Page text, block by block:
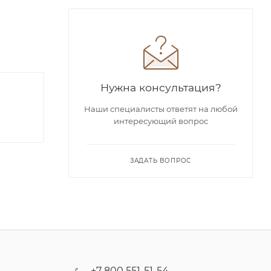
Нужна консультация?
Наши специалисты ответят на любой
интересующий вопрос
ЗАДАТЬ ВОПРОС